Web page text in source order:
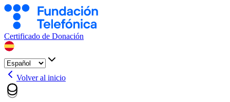
Certificado de Donación
Volver al inicio